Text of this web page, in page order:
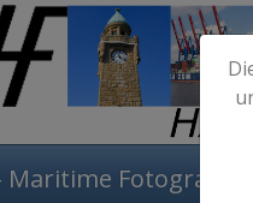
Fotografie